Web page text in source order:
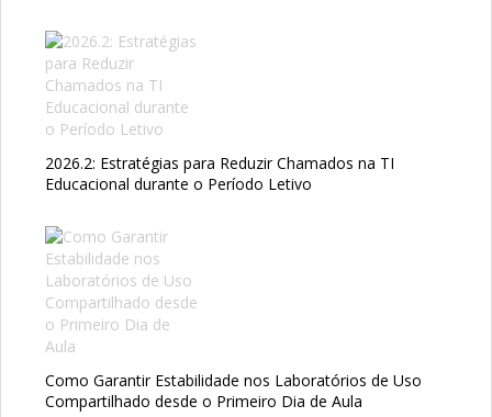
2026.2: Estratégias para Reduzir Chamados na TI
Educacional durante o Período Letivo
Como Garantir Estabilidade nos Laboratórios de Uso
Compartilhado desde o Primeiro Dia de Aula